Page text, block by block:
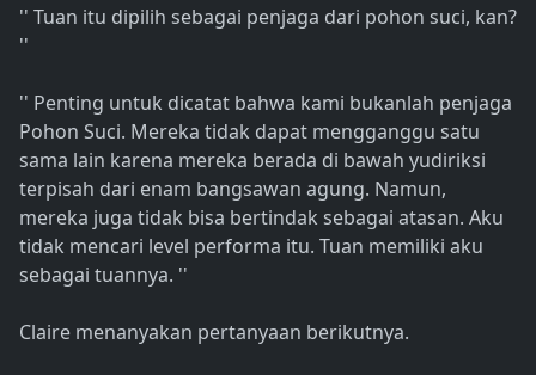
'' Tuan itu dipilih sebagai penjaga dari pohon suci, kan?
''
'' Penting untuk dicatat bahwa kami bukanlah penjaga
Pohon Suci. Mereka tidak dapat mengganggu satu
sama lain karena mereka berada di bawah yudiriksi
terpisah dari enam bangsawan agung. Namun,
mereka juga tidak bisa bertindak sebagai atasan. Aku
tidak mencari level performa itu. Tuan memiliki aku
sebagai tuannya. ''
Claire menanyakan pertanyaan berikutnya.